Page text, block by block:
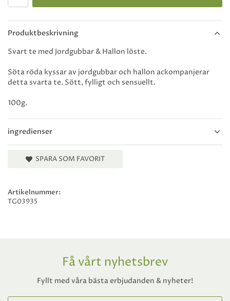
Produktbeskrivning
ingredienser
Svart te med Jordgubbar & Hallon löste.
Söta röda kyssar av jordgubbar och hallon ackompanjerar
detta svarta te. Sött, fylligt och sensuellt.
100g.
SPARA SOM FAVORIT
Artikelnummer:
TG03935
Få vårt nyhetsbrev
Fyllt med våra bästa erbjudanden & nyheter!